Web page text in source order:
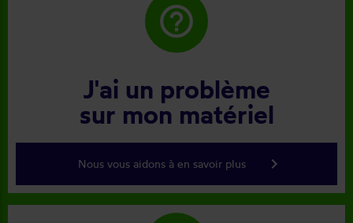
help_outline
J'ai un problème
sur mon matériel
Nous vous aidons à en savoir plus keyboard_arrow_right